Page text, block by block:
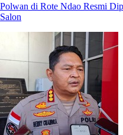
Polwan di Rote Ndao Resmi
Salon